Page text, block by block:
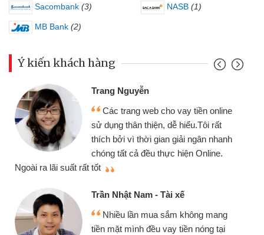
Sacombank (3) NASB (1)
MB Bank (2)
Ý kiến khách hàng
Trang Nguyễn
Các trang web cho vay tiền online
sử dụng thân thiện, dễ hiểu.Tôi rất
thích bởi vì thời gian giải ngân nhanh
chóng tất cả đều thực hiện Online.
Ngoài ra lãi suất rất tốt
Trần Nhật Nam - Tài xế
Nhiều lần mua sắm không mang
tiền mặt mình đều vay tiền nóng tại